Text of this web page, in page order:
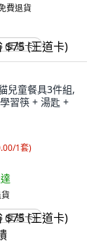
費退貨
(王道卡)
兒童餐具3件組,
習筷 + 湯匙 +
1套)
貨
(王道卡)